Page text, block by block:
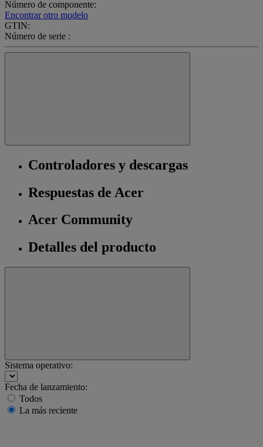
Número de componente:
Encontrar otro modelo
GTIN:
Número de serie :
Controladores y descargas
Respuestas de Acer
Acer Community
Detalles del producto
Sistema operativo:
Fecha de lanzamiento:
Todos
La más reciente